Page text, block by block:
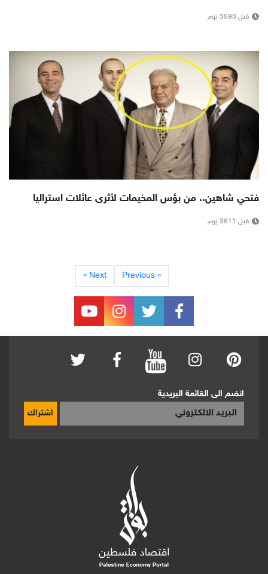
قبل 3593 يوم
فتحي شاهين.. من بؤس المخيمات لأثرى عائلات استراليا
قبل 3611 يوم
« Previous
Next »
انضم الى القائمة البريدية
اشتراك